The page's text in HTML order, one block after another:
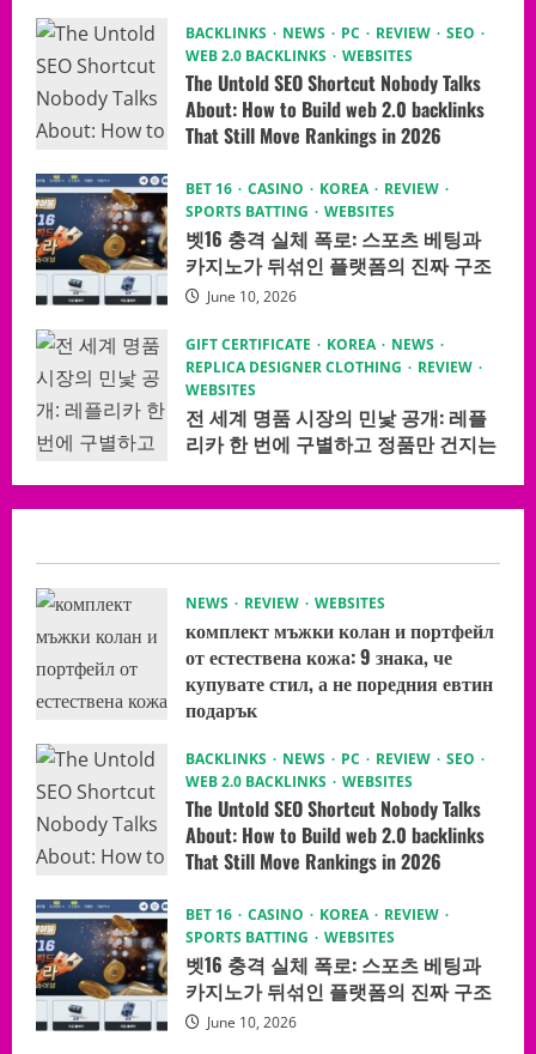
BACKLINKS
NEWS PC REVIEW
SEO
WEB 2.0 BACKLINKS
WEBSITES
The Untold SEO Shortcut Nobody Talks
About: How to Build web 2.0 backlinks
That Still Move Rankings in 2026
BET 16
CASINO KOREA
REVIEW
SPORTS BATTING
WEBSITES
벳16 충격 실체 폭로: 스포츠 베팅과
카지노가 뒤섞인 플랫폼의 진짜 구조
June 10, 2026
GIFT CERTIFICATE KOREA
NEWS
REPLICA DESIGNER CLOTHING
REVIEW
WEBSITES
전 세계 명품 시장의 민낯 공개: 레플
리카 한 번에 구별하고 정품만 건지는
NEWS REVIEW WEBSITES
комплект мъжки колан и портфейл
от естествена кожа: 9 знака, че
купувате стил, а не поредния евтин
подарък
BACKLINKS
NEWS PC REVIEW
SEO
WEB 2.0 BACKLINKS
WEBSITES
The Untold SEO Shortcut Nobody Talks
About: How to Build web 2.0 backlinks
That Still Move Rankings in 2026
BET 16
CASINO KOREA
REVIEW
SPORTS BATTING
WEBSITES
벳16 충격 실체 폭로: 스포츠 베팅과
카지노가 뒤섞인 플랫폼의 진짜 구조
June 10, 2026